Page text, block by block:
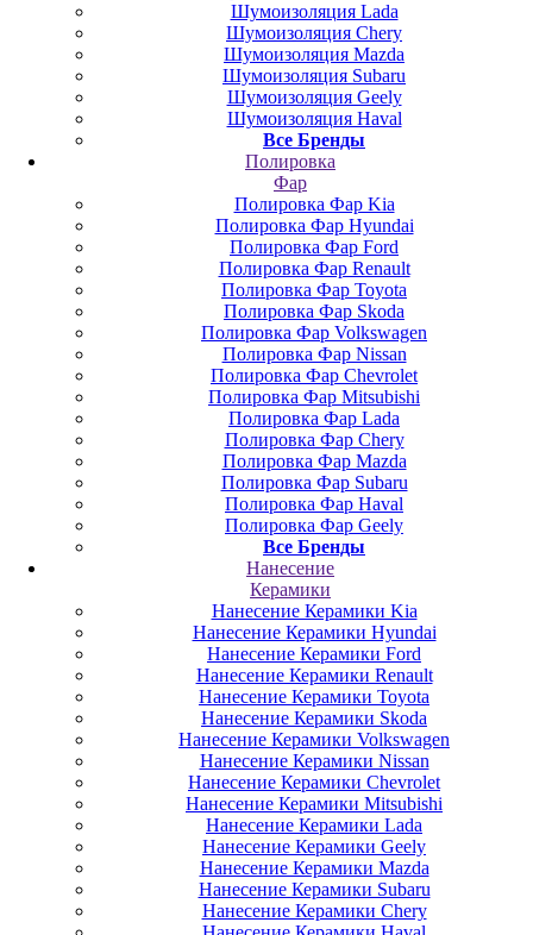
Шумоизоляция Lada
Шумоизоляция Chery
Шумоизоляция Mazda
Шумоизоляция Subaru
Шумоизоляция Geely
Шумоизоляция Haval
Все Бренды
Полировка
Фар
Полировка Фар Kia
Полировка Фар Hyundai
Полировка Фар Ford
Полировка Фар Renault
Полировка Фар Toyota
Полировка Фар Skoda
Полировка Фар Volkswagen
Полировка Фар Nissan
Полировка Фар Chevrolet
Полировка Фар Mitsubishi
Полировка Фар Lada
Полировка Фар Chery
Полировка Фар Mazda
Полировка Фар Subaru
Полировка Фар Haval
Полировка Фар Geely
Все Бренды
Нанесение
Керамики
Нанесение Керамики Kia
Нанесение Керамики Hyundai
Нанесение Керамики Ford
Нанесение Керамики Renault
Нанесение Керамики Toyota
Нанесение Керамики Skoda
Нанесение Керамики Volkswagen
Нанесение Керамики Nissan
Нанесение Керамики Chevrolet
Нанесение Керамики Mitsubishi
Нанесение Керамики Lada
Нанесение Керамики Geely
Нанесение Керамики Mazda
Нанесение Керамики Subaru
Нанесение Керамики Chery